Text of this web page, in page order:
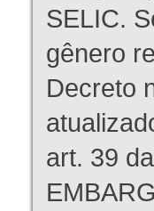
SELIC.
gênero
Decreto
art. 39